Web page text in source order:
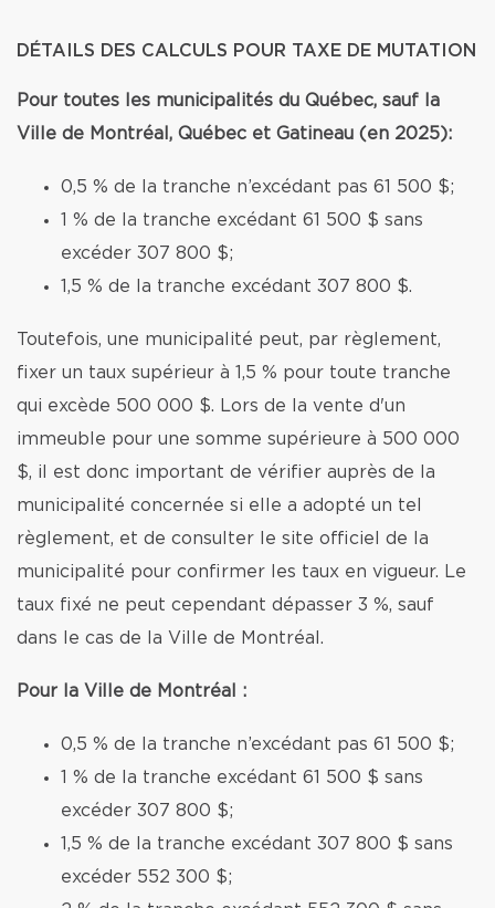
DÉTAILS DES CALCULS POUR TAXE DE MUTATION
Pour toutes les municipalités du Québec, sauf la
Ville de Montréal, Québec et Gatineau (en 2025):
0,5 % de la tranche n’excédant pas 61 500 $;
1 % de la tranche excédant 61 500 $ sans
excéder 307 800 $;
1,5 % de la tranche excédant 307 800 $.
Toutefois, une municipalité peut, par règlement,
fixer un taux supérieur à 1,5 % pour toute tranche
qui excède 500 000 $. Lors de la vente d'un
immeuble pour une somme supérieure à 500 000
$, il est donc important de vérifier auprès de la
municipalité concernée si elle a adopté un tel
règlement, et de consulter le site officiel de la
municipalité pour confirmer les taux en vigueur. Le
taux fixé ne peut cependant dépasser 3 %, sauf
dans le cas de la Ville de Montréal.
Pour la Ville de Montréal :
0,5 % de la tranche n’excédant pas 61 500 $;
1 % de la tranche excédant 61 500 $ sans
excéder 307 800 $;
1,5 % de la tranche excédant 307 800 $ sans
excéder 552 300 $;